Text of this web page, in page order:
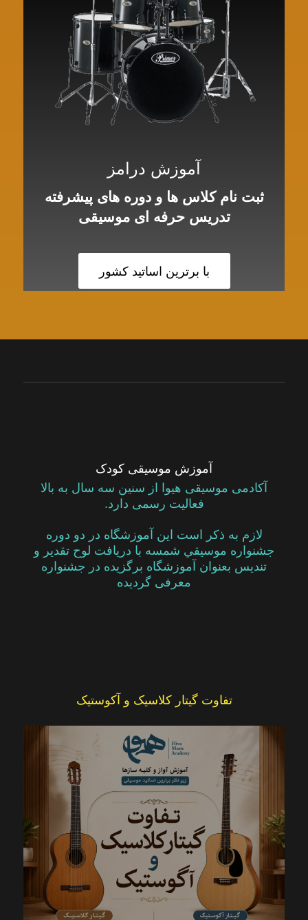
آموزش درامز
ثبت نام کلاس ها و دوره های پیشرفته
تدریس حرفه ای موسیقی
با برترین اساتید کشور
آموزش موسیقی کودک
آکادمی موسیقی هیوا از سنين سه سال به بالا
فعاليت رسمى دارد.
لازم به ذكر است اين آموزشگاه در دو دوره
جشنواره موسيقي شمسه با دريافت لوح تقدير و
تنديس بعنوان آموزشگاه برگزيده در جشنواره
معرفى گرديده
تفاوت گیتار کلاسیک و آکوستیک